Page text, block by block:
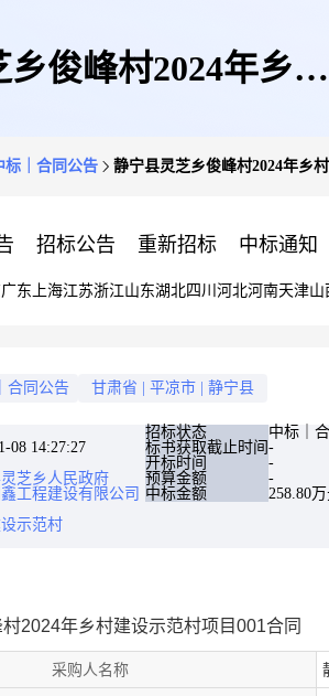
俊峰村2024年乡村
标｜合同公告 静宁县灵芝乡俊峰村2024年乡
招标公告 重新招标 中标通知
广东 上海江苏浙江山东湖北四川 河北河南天津山
合同公告 甘肃省 平凉市 静宁县
招标状态
中标｜
08 14:27:27
标书获取截止时间
开标时间
芝乡人民政府
预算金额
工程建设有限公司 中标金额
258.80
示范村
2024年乡村建设示范村项目001合同
采购人名称